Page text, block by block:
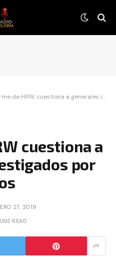
de HRW cuestiona a generales investigados por falsos positivos
cuestiona a
por
27, 2019
READ